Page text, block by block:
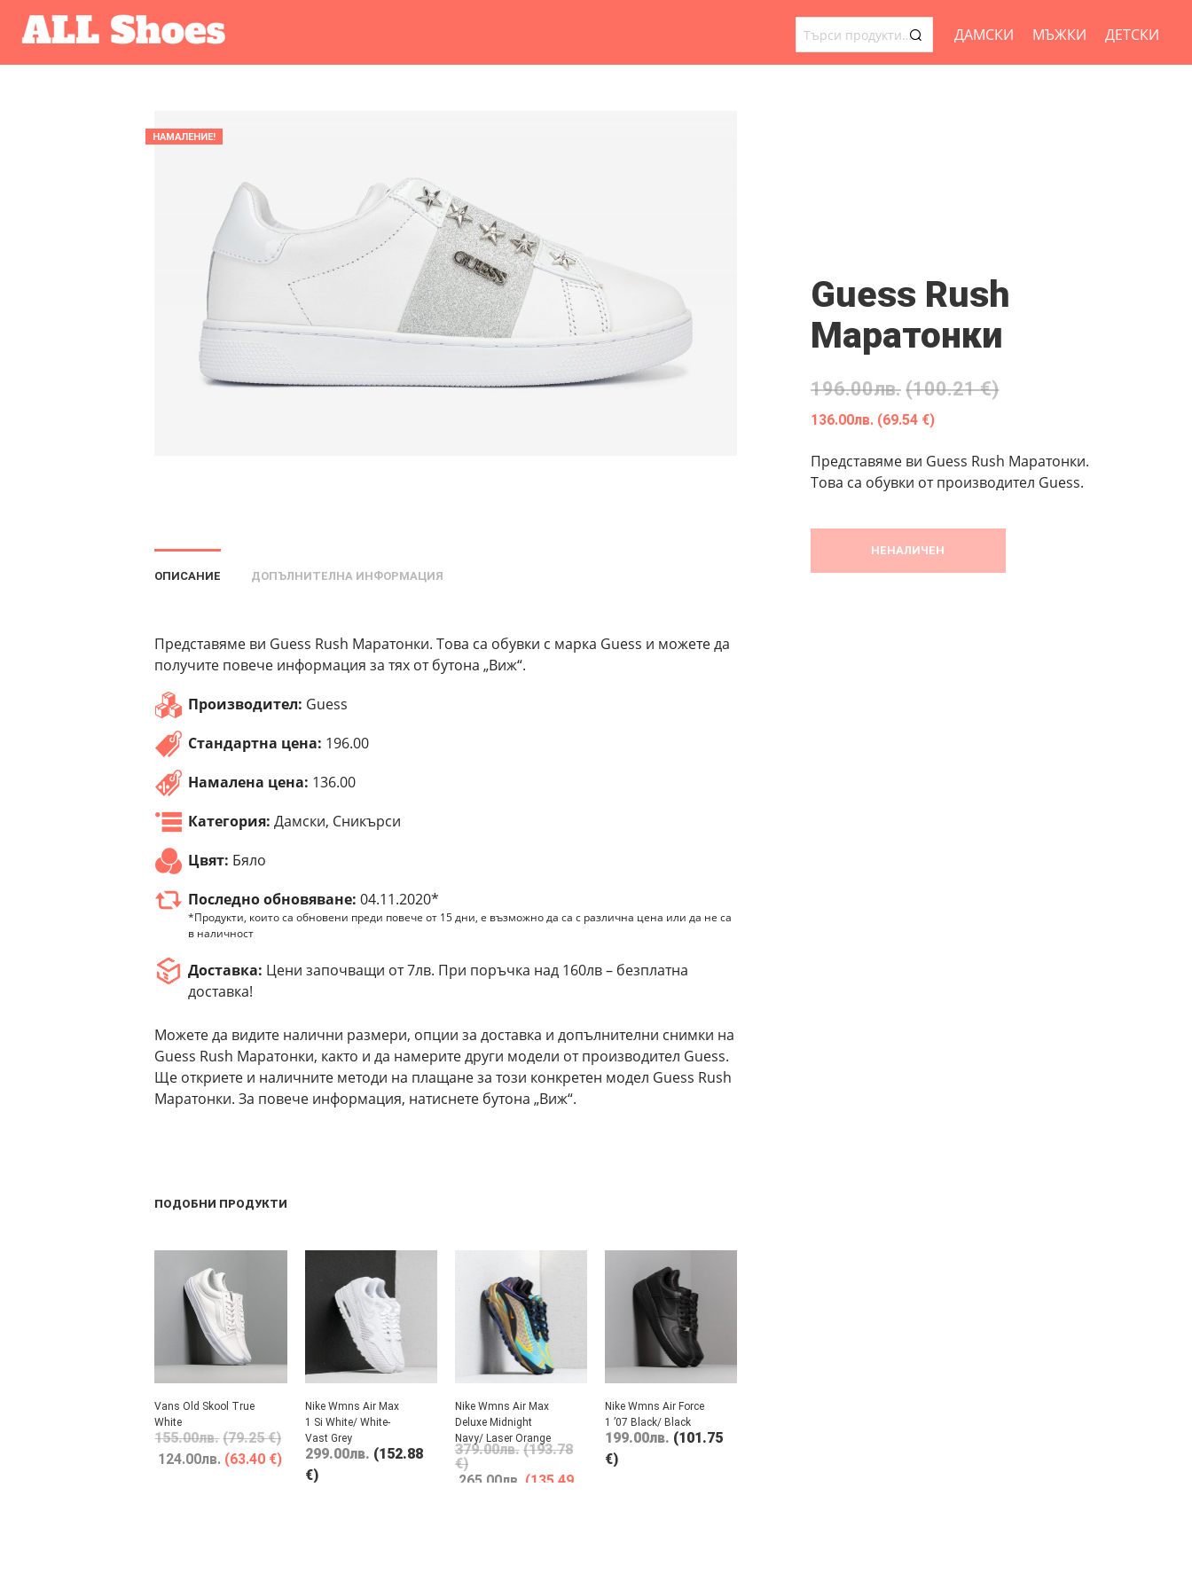
ТЪРСЕНЕ
ДАМСКИ МЪЖКИ ДЕТСКИ
НАМАЛЕНИЕ!
Guess Rush
Маратонки
196.00лв. (100.21 €)
136.00лв. (69.54 €)
Представяме ви Guess Rush Маратонки.
Това са обувки от производител Guess.
НЕНАЛИЧЕН
ОПИСАНИЕ
ДОПЪЛНИТЕЛНА ИНФОРМАЦИЯ
Представяме ви Guess Rush Маратонки. Това са обувки с марка Guess и можете да
получите повече информация за тях от бутона „Виж“.
Производител: Guess
Стандартна цена: 196.00
Намалена цена: 136.00
Категория: Дамски, Сникърси
Цвят: Бяло
Последно обновяване: 04.11.2020*
*Продукти, които са обновени преди повече от 15 дни, е възможно да са с различна цена или да не са
в наличност
Доставка: Цени започващи от 7лв. При поръчка над 160лв – безплатна
доставка!
Можете да видите налични размери, опции за доставка и допълнителни снимки на
Guess Rush Маратонки, както и да намерите други модели от производител Guess.
Ще откриете и наличните методи на плащане за този конкретен модел Guess Rush
Маратонки. За повече информация, натиснете бутона „Виж“.
ПОДОБНИ ПРОДУКТИ
Vans Old Skool True
White
155.00лв. (79.25 €)
124.00лв. (63.40 €)
Nike Wmns Air Max
1 Si White/ White-
Vast Grey
299.00лв. (152.88
€)
Nike Wmns Air Max
Deluxe Midnight
Navy/ Laser Orange
379.00лв. (193.78
€)
265.00лв. (135.49
Nike Wmns Air Force
1 ’07 Black/ Black
199.00лв. (101.75
€)